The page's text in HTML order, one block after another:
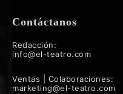
Contáctanos
Redacción:
info@el-teatro.com
Ventas | Colaboraciones:
marketing@el-teatro.com